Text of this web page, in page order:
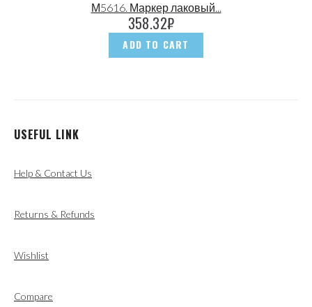
М5616. Маркер лаковый...
358.32₽
ADD TO CART
USEFUL LINK
Help & Contact Us
Returns & Refunds
Wishlist
Compare